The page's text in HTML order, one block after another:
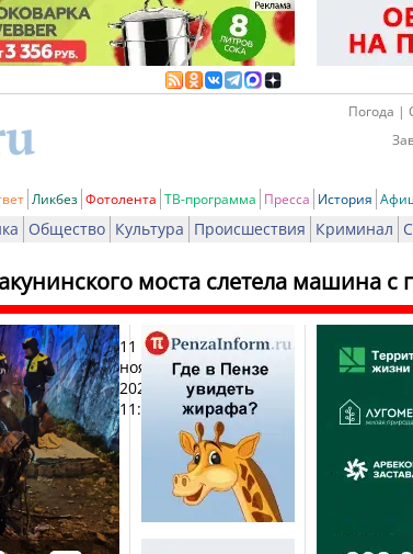
Погода |
Ликбез Фотолента ТВ-программа Пресса История
Общество Культура Происшествия Криминал
моста слетела машина
11
ноября
2025,
11:17
Печать